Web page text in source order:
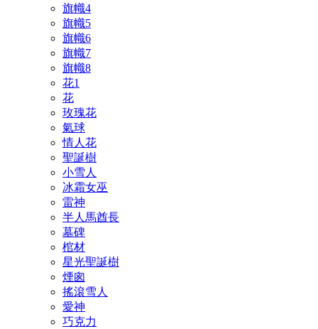
旗幟4
旗幟5
旗幟6
旗幟7
旗幟8
花1
花
玫瑰花
氣球
情人花
聖誕樹
小雪人
冰霜女巫
雷神
半人馬酋長
墓碑
棺材
星光聖誕樹
煙囪
搖滾雪人
愛神
巧克力